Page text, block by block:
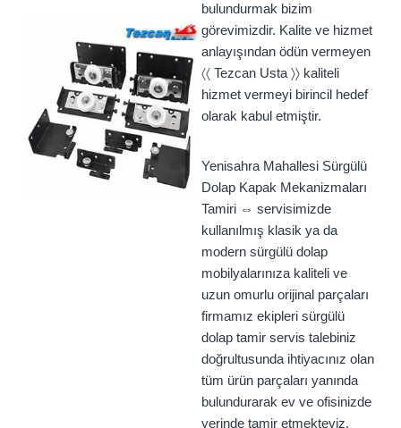
bulundurmak bizim
görevimizdir. Kalite ve hizmet
anlayışından ödün vermeyen
〈〈 Tezcan Usta 〉〉 kaliteli
hizmet vermeyi birincil hedef
olarak kabul etmiştir.
Yenisahra Mahallesi Sürgülü
Dolap Kapak Mekanizmaları
Tamiri ⇔ servisimizde
kullanılmış klasik ya da
modern sürgülü dolap
mobilyalarınıza kaliteli ve
uzun omurlu orijinal parçaları
firmamız ekipleri sürgülü
dolap tamir servis talebiniz
doğrultusunda ihtiyacınız olan
tüm ürün parçaları yanında
bulundurarak ev ve ofisinizde
yerinde tamir etmekteyiz.